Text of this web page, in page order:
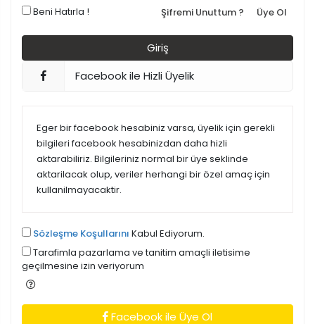
Beni Hatırla ! Üye Ol
Şifremi Unuttum ?
Facebook ile Hizli Üyelik
Eger bir facebook hesabiniz varsa, üyelik için gerekli
bilgileri facebook hesabinizdan daha hizli
aktarabiliriz. Bilgileriniz normal bir üye seklinde
aktarilacak olup, veriler herhangi bir özel amaç için
kullanilmayacaktir.
Sözleşme Koşullarını Kabul Ediyorum.
Tarafimla pazarlama ve tanitim amaçli iletisime
geçilmesine izin veriyorum
Facebook ile Üye Ol